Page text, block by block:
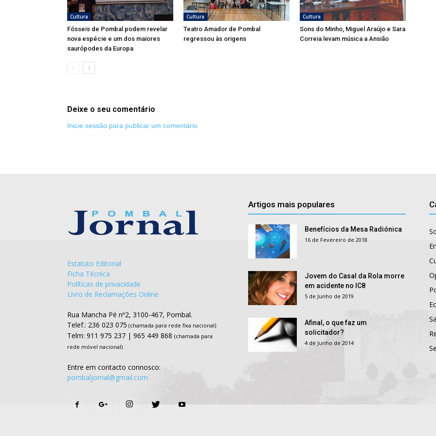
Cultura
Fósseis de Pombal podem revelar
nova espécie e um dos maiores
saurópodes da Europa
Cultura
Teatro Amador de Pombal
regressou às origens
Cultura
Sons do Minho, Miguel Araújo e Sara
Correia levam música a Ansião
Deixe o seu comentário
Inicie sessão para publicar um comentário
Estatuto Editorial
Ficha Técnica
Políticas de privacidade
Livro de Reclamações Online
Rua Mancha Pé nº2, 3100-467, Pombal.
Telef.: 236 023 075 (chamada para rede fixa nacional)
Telm: 911 975 237 | 965 449 868 (chamada para
rede móvel nacional)
Entre em contacto connosco:
pombaljornal@gmail.com
Artigos mais populares
Benefícios da Mesa Radiónica
16 de Fevereiro de 2018
Jovem do Casal da Rola morre
em acidente no IC8
5 de Junho de 2019
Afinal, o que faz um
solicitador?
4 de Junho de 2014